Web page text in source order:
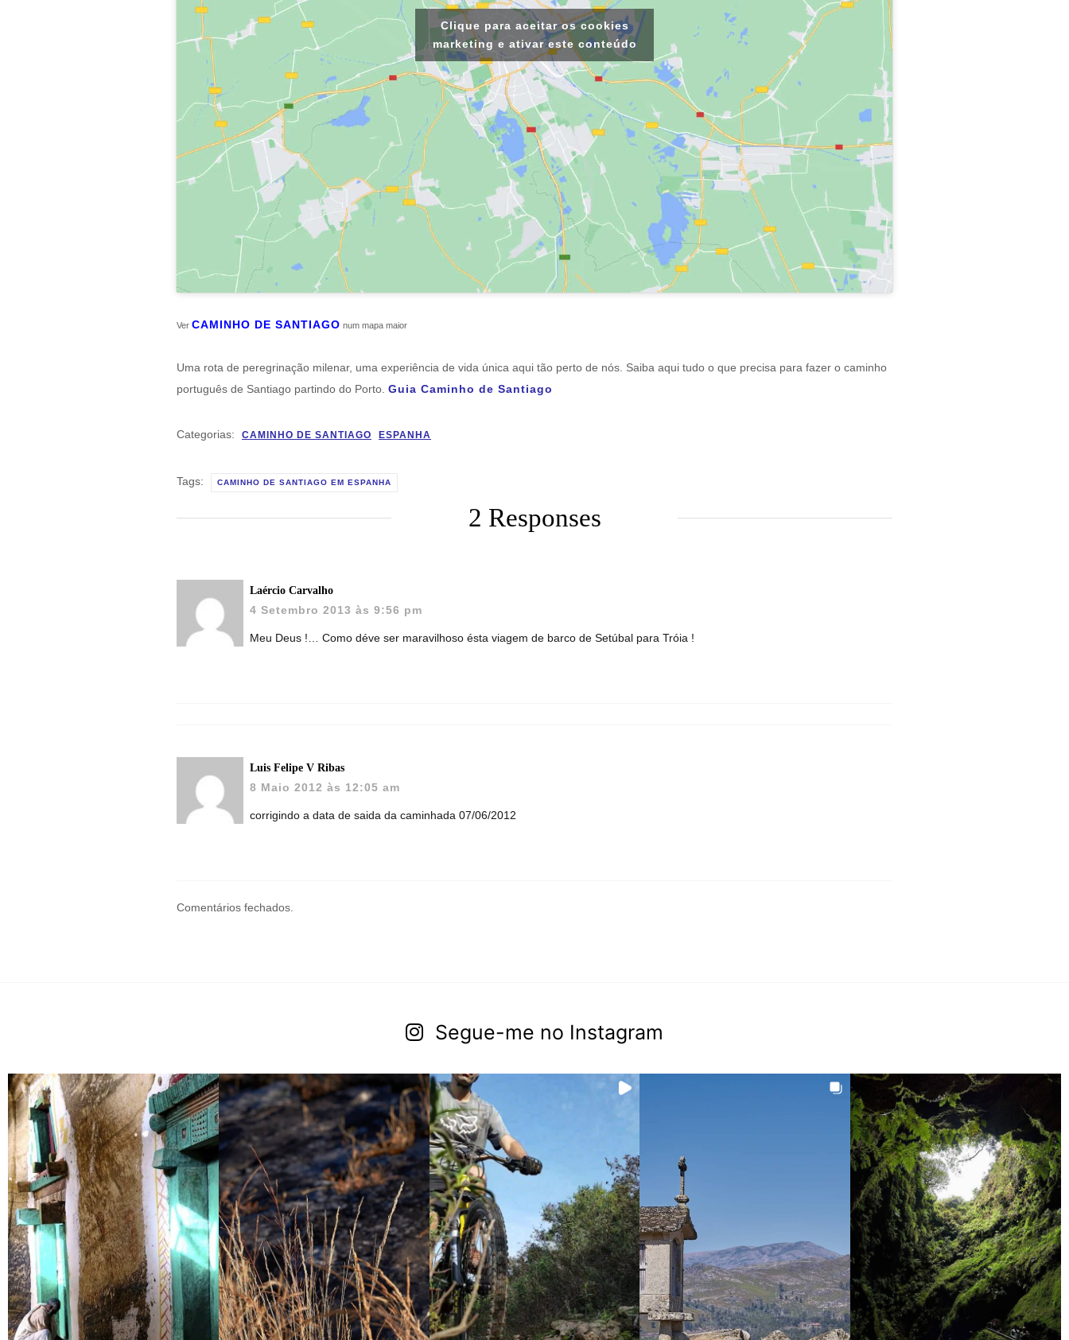
Clique para aceitar os cookies
marketing e ativar este conteúdo
Ver CAMINHO DE SANTIAGO num mapa maior
Uma rota de peregrinação milenar, uma experiência de vida única aqui tão perto de nós. Saiba aqui tudo o que precisa para fazer o caminho
português de Santiago partindo do Porto. Guia Caminho de Santiago
Categorias: CAMINHO DE SANTIAGO ESPANHA
Tags: CAMINHO DE SANTIAGO EM ESPANHA
2 Responses
Laércio Carvalho
4 Setembro 2013 às 9:56 pm
Meu Deus !… Como déve ser maravilhoso ésta viagem de barco de Setúbal para Tróia !
Luis Felipe V Ribas
8 Maio 2012 às 12:05 am
corrigindo a data de saida da caminhada 07/06/2012
Comentários fechados.
Segue-me no Instagram